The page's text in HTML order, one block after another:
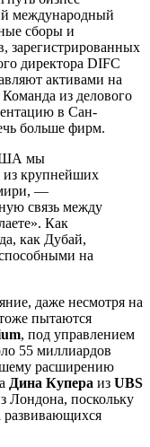
международный
сборы и
зарегистрированных
директора DIFC
активами на
из делового
в Сан-
больше фирм.
мы
из крупнейших
—
связь между
Как
как Дубай,
на
даже несмотря на
пытаются
, под управлением
55 миллиардов
расширению
Дина Купера из UBS
Лондона, поскольку
развивающихся